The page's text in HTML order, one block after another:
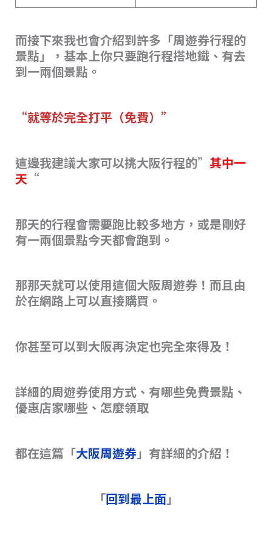
而接下來我也會介紹到許多「周遊券行程的
景點」，基本上你只要跑行程搭地鐵、有去
到一兩個景點。
“就等於完全打平（免費）”
這邊我建議大家可以挑大阪行程的” 其中一
天 “
那天的行程會需要跑比較多地方，或是剛好
有一兩個景點今天都會跑到。
那那天就可以使用這個大阪周遊券！而且由
於在網路上可以直接購買。
你甚至可以到大阪再決定也完全來得及！
詳細的周遊券使用方式、有哪些免費景點、
優惠店家哪些、怎麼領取
都在這篇「大阪周遊券」有詳細的介紹！
「回到最上面」